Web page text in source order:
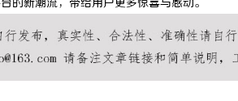
的新潮流，带给用户更多惊喜与感动。
全面解析槟榔代理业务